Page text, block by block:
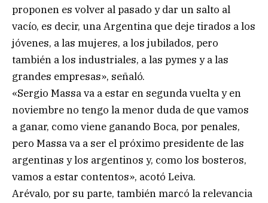
proponen es volver al pasado y dar un salto al
vacío, es decir, una Argentina que deje tirados a los
jóvenes, a las mujeres, a los jubilados, pero
también a los industriales, a las pymes y a las
grandes empresas», señaló.
«Sergio Massa va a estar en segunda vuelta y en
noviembre no tengo la menor duda de que vamos
a ganar, como viene ganando Boca, por penales,
pero Massa va a ser el próximo presidente de las
argentinas y los argentinos y, como los bosteros,
vamos a estar contentos», acotó Leiva.
Arévalo, por su parte, también marcó la relevancia